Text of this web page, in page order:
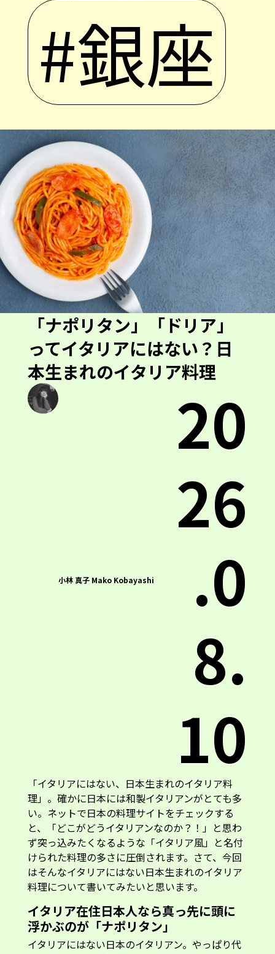
#銀座
「ナポリタン」「ドリア」
ってイタリアにはない？日
本生まれのイタリア料理
小林 真子 Mako Kobayashi
20
26
.0
8.
10
「イタリアにはない、日本生まれのイタリア料
理」。確かに日本には和製イタリアンがとても多
い。ネットで日本の料理サイトをチェックする
と、「どこがどうイタリアンなのか？！」と思わ
ず突っ込みたくなるような「イタリア風」と名付
けられた料理の多さに圧倒されます。さて、今回
はそんなイタリアにはない日本生まれのイタリア
料理について書いてみたいと思います。
イタリア在住日本人なら真っ先に頭に
浮かぶのが「ナポリタン」
イタリアにはない日本のイタリアン。やっぱり代